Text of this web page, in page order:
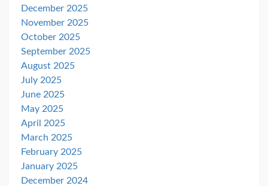
December 2025
November 2025
October 2025
September 2025
August 2025
July 2025
June 2025
May 2025
April 2025
March 2025
February 2025
January 2025
December 2024